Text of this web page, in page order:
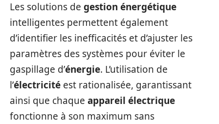
Les solutions de gestion énergétique
intelligentes permettent également
d’identifier les inefficacités et d’ajuster les
paramètres des systèmes pour éviter le
gaspillage d’énergie. L’utilisation de
l’électricité est rationalisée, garantissant
ainsi que chaque appareil électrique
fonctionne à son maximum sans